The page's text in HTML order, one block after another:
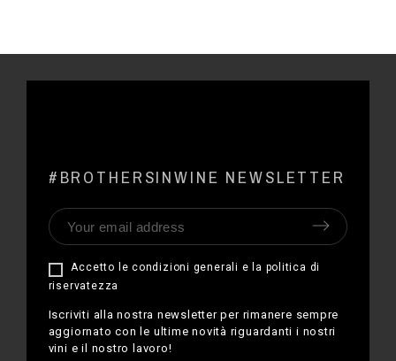
#BROTHERSINWINE NEWSLETTER
Accetto le condizioni generali e la politica di
riservatezza
Iscriviti alla nostra newsletter per rimanere sempre
aggiornato con le ultime novità riguardanti i nostri
vini e il nostro lavoro!